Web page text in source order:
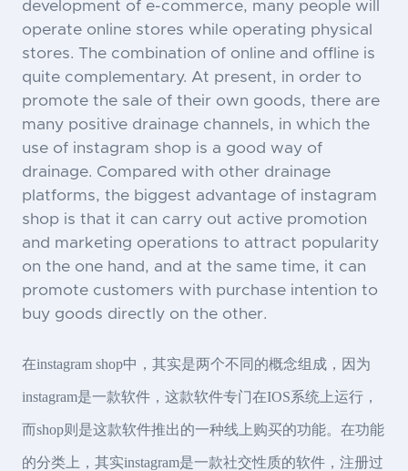
development of e-commerce, many people will
operate online stores while operating physical
stores. The combination of online and offline is
quite complementary. At present, in order to
promote the sale of their own goods, there are
many positive drainage channels, in which the
use of instagram shop is a good way of
drainage. Compared with other drainage
platforms, the biggest advantage of instagram
shop is that it can carry out active promotion
and marketing operations to attract popularity
on the one hand, and at the same time, it can
promote customers with purchase intention to
buy goods directly on the other.
在instagram shop中，其实是两个不同的概念组成，因为
instagram是一款软件，这款软件专门在IOS系统上运行，
而shop则是这款软件推出的一种线上购买的功能。在功能
的分类上，其实instagram是一款社交性质的软件，注册过